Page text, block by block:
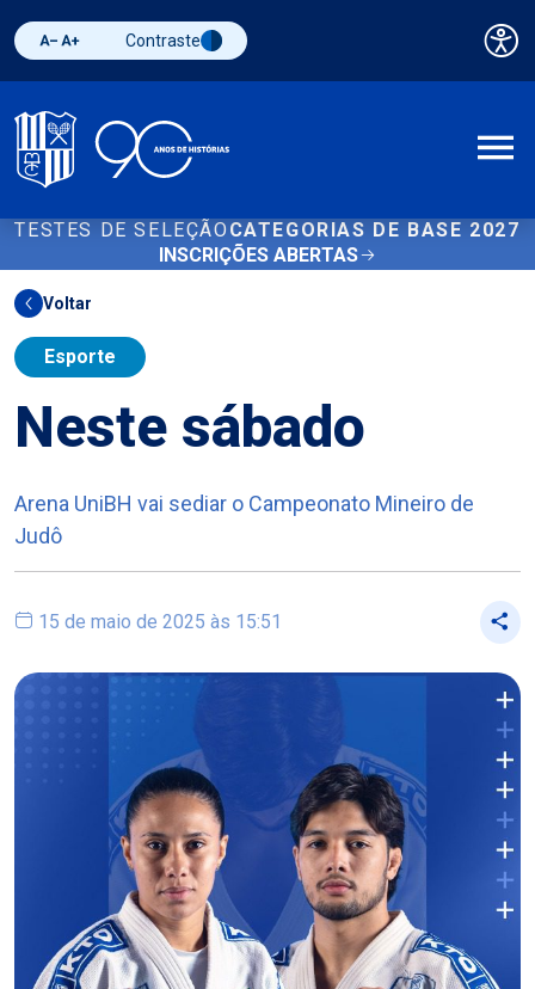
Diminuir fonte
Aumentar fonteAlternar contraste
Contraste
TESTES DE SELEÇÃO CATEGORIAS DE BASE 2027
INSCRIÇÕES ABERTAS
Voltar
Esporte
Neste sábado
Arena UniBH vai sediar o Campeonato Mineiro de
Judô
15 de maio de 2025 às 15:51